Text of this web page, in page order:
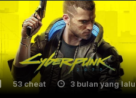
53 cheat 3 bulan yang lalu